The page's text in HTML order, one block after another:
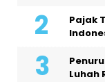
Pajak
Luhah